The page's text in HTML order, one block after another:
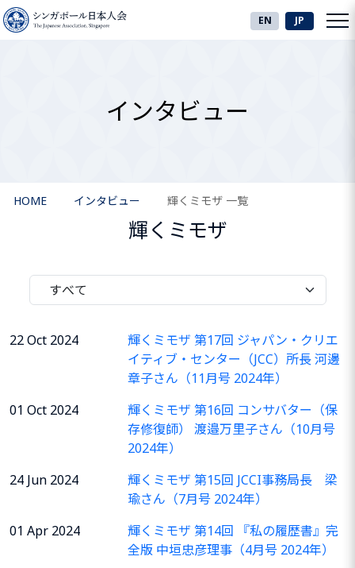
EN JP
インタビュー
HOME インタビュー 輝くミモザ 一覧
輝くミモザ
22 Oct 2024
輝くミモザ 第17回 ジャパン・クリエ
イティブ・センター（JCC）所長 河邊
章子さん（11月号 2024年）
01 Oct 2024
輝くミモザ 第16回 コンサバター（保
存修復師） 渡邉万里子さん（10月号
2024年）
24 Jun 2024
輝くミモザ 第15回 JCCI事務局長 梁
瑜さん（7月号 2024年）
01 Apr 2024
輝くミモザ 第14回 『私の履歴書』完
全版 中垣忠彦理事（4月号 2024年）